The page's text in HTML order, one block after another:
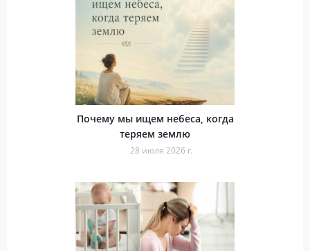
Почему мы ищем небеса, когда
теряем землю
28 июля 2026 г.